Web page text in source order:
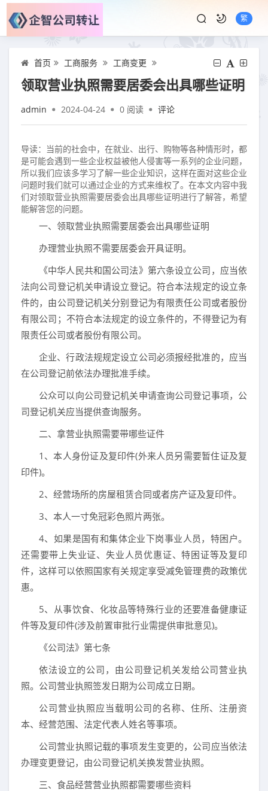
繁
首页 工商服务 工商变更
领取营业执照需要居委会出具哪些证明
admin 2024-04-24 0 阅读 评论
导读：当前的社会中，在就业、出行、购物等各种情形时，都
是可能会遇到一些企业权益被他人侵害等一系列的企业问题，
所以我们应该多学习了解一些企业知识，这样在面对这些企业
问题时我们就可以通过企业的方式来维权了。在本文内容中我
们对领取营业执照需要居委会出具哪些证明进行了解答，希望
能解答您的问题。
一、领取营业执照需要居委会出具哪些证明
办理营业执照不需要居委会开具证明。
《中华人民共和国公司法》第六条设立公司，应当依
法向公司登记机关申请设立登记。符合本法规定的设立条
件的，由公司登记机关分别登记为有限责任公司或者股份
有限公司；不符合本法规定的设立条件的，不得登记为有
限责任公司或者股份有限公司。
企业、行政法规规定设立公司必须报经批准的，应当
在公司登记前依法办理批准手续。
公众可以向公司登记机关申请查询公司登记事项，公
司登记机关应当提供查询服务。
二、拿营业执照需要带哪些证件
1、本人身份证及复印件(外来人员另需要暂住证及复
印件)。
2、经营场所的房屋租赁合同或者房产证及复印件。
3、本人一寸免冠彩色照片两张。
4、如果是国有和集体企业下岗事业人员，特困户。
还需要带上失业证、失业人员优惠证、特困证等及复印
件，这样可以依照国家有关规定享受减免管理费的政策优
惠。
5、从事饮食、化妆品等特殊行业的还要准备健康证
件等及复印件(涉及前置审批行业需提供审批意见)。
《公司法》第七条
依法设立的公司，由公司登记机关发给公司营业执
照。公司营业执照签发日期为公司成立日期。
公司营业执照应当载明公司的名称、住所、注册资
本、经营范围、法定代表人姓名等事项。
公司营业执照记载的事项发生变更的，公司应当依法
办理变更登记，由公司登记机关换发营业执照。
三、食品经营营业执照都需要哪些资料